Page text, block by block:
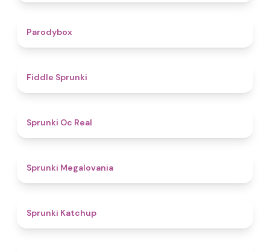
Parodybox
Fiddle Sprunki
Sprunki Oc Real
Sprunki Megalovania
Sprunki Katchup